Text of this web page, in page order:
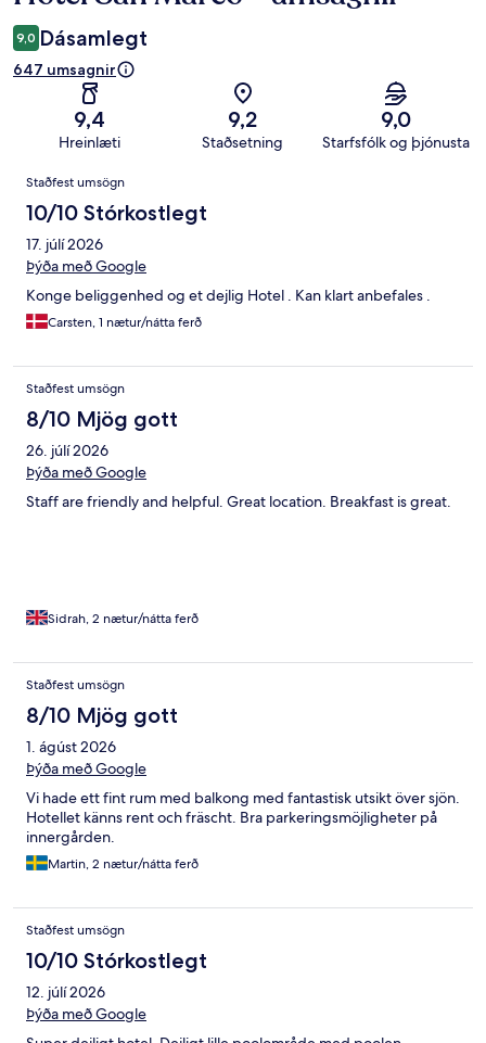
9,0 Dásamlegt
647 umsagnir
9,4
Hreinlæti
9,2
Staðsetning
9,0
Starfsfólk og þjónusta
Umsagnir
Staðfest umsögn
10/10 Stórkostlegt
17. júlí 2026
Þýða með Google
Konge beliggenhed og et dejlig Hotel . Kan klart anbefales .
Carsten, 1 nætur/nátta ferð
Staðfest umsögn
8/10 Mjög gott
26. júlí 2026
Þýða með Google
Staff are friendly and helpful. Great location. Breakfast is great.
Sidrah, 2 nætur/nátta ferð
Staðfest umsögn
8/10 Mjög gott
1. ágúst 2026
Þýða með Google
Vi hade ett fint rum med balkong med fantastisk utsikt över sjön.
Hotellet känns rent och fräscht. Bra parkeringsmöjligheter på
innergården.
Martin, 2 nætur/nátta ferð
Staðfest umsögn
10/10 Stórkostlegt
12. júlí 2026
Þýða með Google